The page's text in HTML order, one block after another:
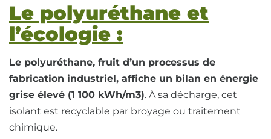
Le polyuréthane et
l’écologie :
Le polyuréthane, fruit d’un processus de
fabrication industriel, affiche un bilan en énergie
grise élevé (1 100 kWh/m3). À sa décharge, cet
isolant est recyclable par broyage ou traitement
chimique.